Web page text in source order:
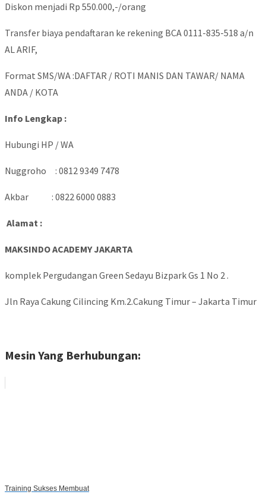
Diskon menjadi Rp 550.000,-/orang
Transfer biaya pendaftaran ke rekening BCA 0111-835-518 a/n
AL ARIF,
Format SMS/WA :DAFTAR / ROTI MANIS DAN TAWAR/ NAMA
ANDA / KOTA
Info Lengkap :
Hubungi HP / WA
Nuggroho : 0812 9349 7478
Akbar : 0822 6000 0883
Alamat :
MAKSINDO ACADEMY JAKARTA
komplek Pergudangan Green Sedayu Bizpark Gs 1 No 2 .
Jln Raya Cakung Cilincing Km.2.Cakung Timur – Jakarta Timur
Mesin Yang Berhubungan:
Training Sukses Membuat